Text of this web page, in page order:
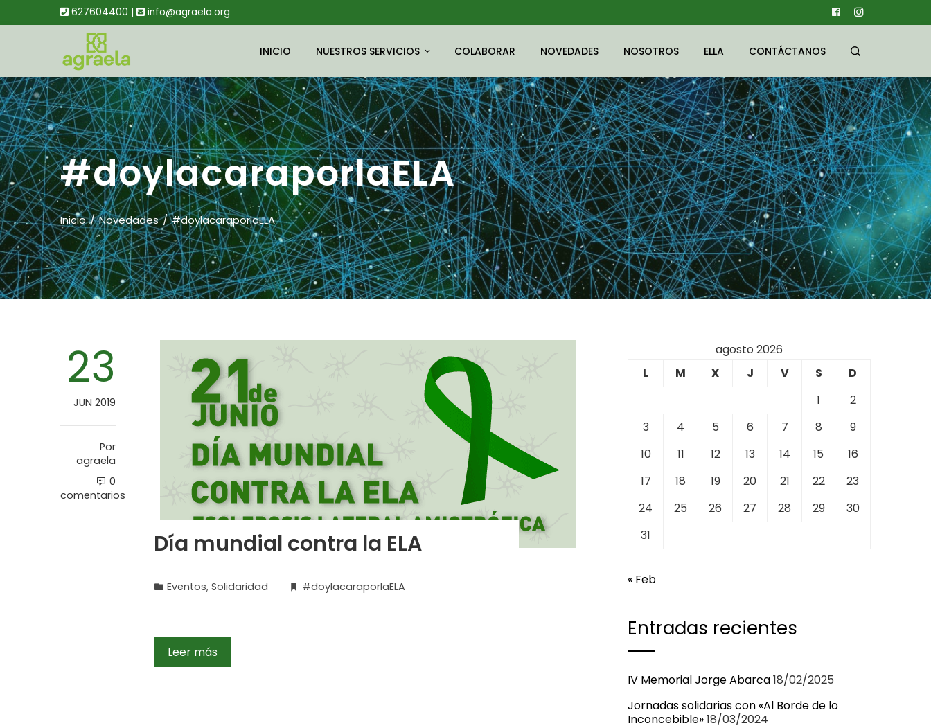
627604400 | info@agraela.org
INICIO NUESTROS SERVICIOS COLABORAR NOVEDADES NOSOTROS ELLA CONTÁCTANOS
#doylacaraporlaELA
Inicio Novedades #doylacaraporlaELA
23
JUN 2019
Por
agraela
0
comentarios
Día mundial contra la ELA
Eventos, Solidaridad #doylacaraporlaELA
Leer más
agosto 2026
L
M X J V S
D
1
2
3
4 5 6 7 8
9
10
11 12 13 14 15
16
17
18 19 20 21 22
23
24
25 26 27 28 29
30
31
« Feb
Entradas recientes
IV Memorial Jorge Abarca18/02/2025
Jornadas solidarias con «Al Borde de lo
Inconcebible»18/03/2024